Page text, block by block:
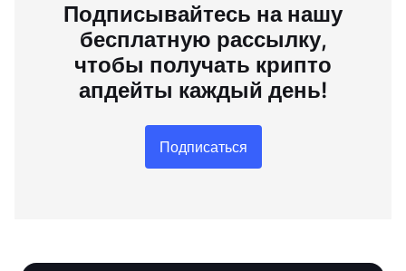
Подписывайтесь на нашу
бесплатную рассылку,
чтобы получать крипто
апдейты каждый день!
Подписаться